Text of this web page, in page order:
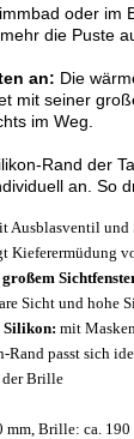
oder im
die Puste
an: Die
mit seiner
im Weg.
Rand der
an. So
Ausblasventil und
Kieferermüdung
Sicht und hohe
Silikon: mit
passt sich
der Brille
mm, Brille: ca.